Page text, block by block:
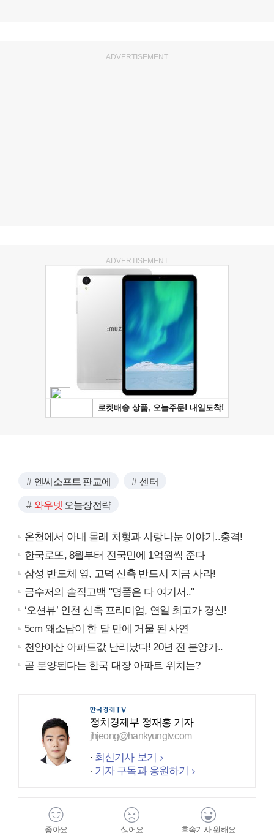
ADVERTISEMENT
ADVERTISEMENT
엔씨소프트 판교에 센터
와우넷 오늘장전략
온천에서 아내 몰래 처형과 사랑나눈 이야기..충격!
한국로또, 8월부터 전국민에 1억원씩 준다
삼성 반도체 옆, 고덕 신축 반드시 지금 사라!
금수저의 솔직고백 "명품은 다 여기서.."
‘오션뷰’ 인천 신축 프리미엄, 연일 최고가 경신!
5cm 왜소남이 한 달 만에 거물 된 사연
천안아산 아파트값 난리났다! 20년 전 분양가..
곧 분양된다는 한국 대장 아파트 위치는?
정치경제부 정재홍 기자
jhjeong@hankyungtv.com
최신기사 보기
기자 구독과 응원하기
좋아요
싫어요
후속기사 원해요